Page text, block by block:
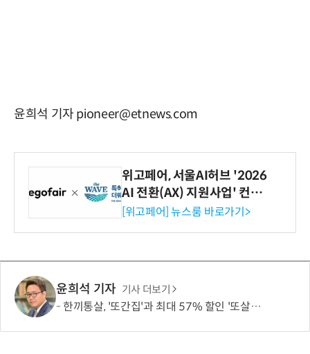
윤희석 기자 pioneer@etnews.com
위고페어, 서울AI허브 '2026
AI 전환(AX) 지원사업' 컨소
시엄 선정
[위고페어] 뉴스룸 바로가기>
윤희석 기자 기사 더보기
한끼통살, '또간집'과 최대 57% 할인 '또살집' 프로모션